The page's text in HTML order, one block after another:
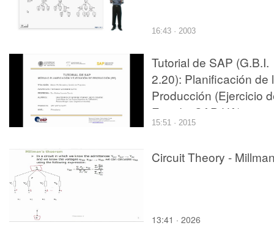
16:43 · 2003
Tutorial de SAP (G.B.I.
2.20): Planificación de
Producción (Ejercicio
Estudio SAP UA)
15:51 · 2015
Circuit Theory -
13:41 · 2026